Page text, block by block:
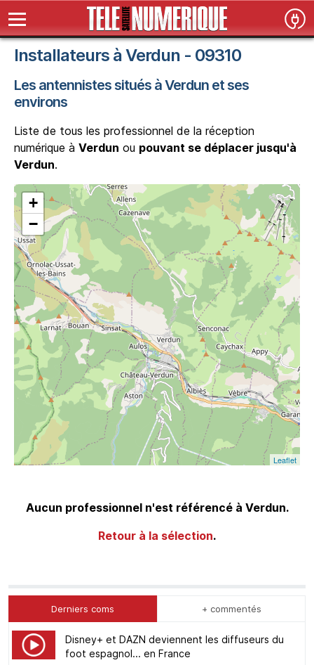
Installateurs à Verdun - 09310
Les antennistes situés à Verdun et ses
environs
Liste de tous les professionnel de la réception
numérique à Verdun ou pouvant se déplacer jusqu'à
Verdun.
+
−
Leaflet
Aucun professionnel n'est référencé à Verdun.
Retour à la sélection.
Derniers coms + commentés
Disney+ et DAZN deviennent les diffuseurs du
foot espagnol... en France